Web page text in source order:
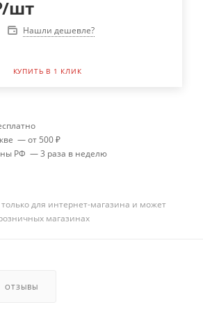
/шт
Нашли дешевле?
КУПИТЬ В 1 КЛИК
— от 500 ₽
РФ — 3 раза в неделю
для интернет-магазина и может
магазинах
ОТЗЫВЫ